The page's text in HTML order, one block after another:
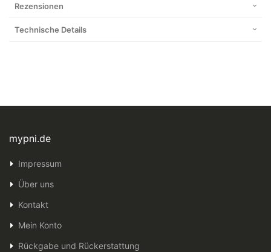
Rezensionen
Technische Details
mypni.de
Impressum
Über uns
Kontakt
Mein Konto
Rückgabe und Rückerstattung